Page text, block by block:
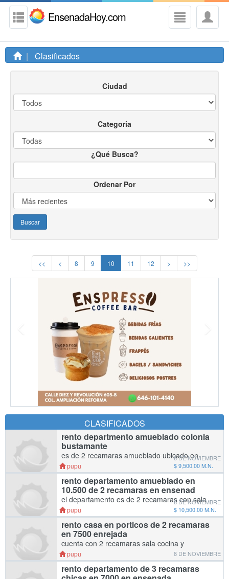
EnsenadaHoy.com
Clasificados
Ciudad
Categoria
¿Qué Busca?
Ordenar Por
<< < 8 9 10 11 12 > >>
CLASIFICADOS
rento departmento amueblado colonia
bustamante
es de 2 recamaras amueblado ubicado en
fraccionamie cuenta con refrigerador estufa
bustamante
pupu
8 DE NOVIEMBRE
$ 9,500.00 M.N.
rento departamento amueblado en
10.500 de 2 recamaras en ensenad
el departamento es de 2 recamaras con sala
cocina refrigerador y estufa es en ensenada
pupu
8 DE NOVIEMBRE
$ 10,500.00 M.N.
rento casa en porticos de 2 recamaras
en 7500 enrejada
cuenta con 2 recamaras sala cocina y
sanitario es en ensenada deposito 7500
pupu 8 DE NOVIEMBRE
rento departamento de 3 recamaras